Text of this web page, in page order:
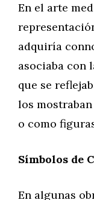
En el arte
adquiría
asociaba con
que se
los
o como
Símbolos de
En algunas